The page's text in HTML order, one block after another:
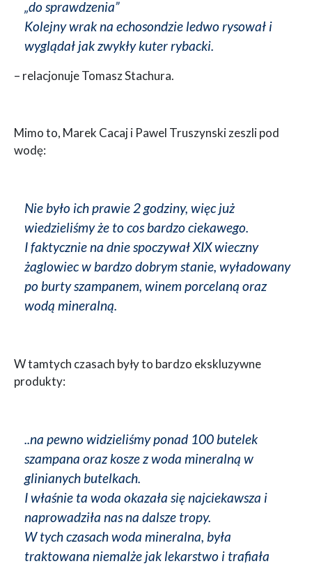
„do sprawdzenia”
Kolejny wrak na echosondzie ledwo rysował i
wyglądał jak zwykły kuter rybacki.
– relacjonuje Tomasz Stachura.
Mimo to, Marek Cacaj i Pawel Truszynski zeszli pod
wodę:
Nie było ich prawie 2 godziny, więc już
wiedzieliśmy że to cos bardzo ciekawego.
I faktycznie na dnie spoczywał XIX wieczny
żaglowiec w bardzo dobrym stanie, wyładowany
po burty szampanem, winem porcelaną oraz
wodą mineralną.
W tamtych czasach były to bardzo ekskluzywne
produkty:
..na pewno widzieliśmy ponad 100 butelek
szampana oraz kosze z woda mineralną w
glinianych butelkach.
I właśnie ta woda okazała się najciekawsza i
naprowadziła nas na dalsze tropy.
W tych czasach woda mineralna, była
traktowana niemalże jak lekarstwo i trafiała